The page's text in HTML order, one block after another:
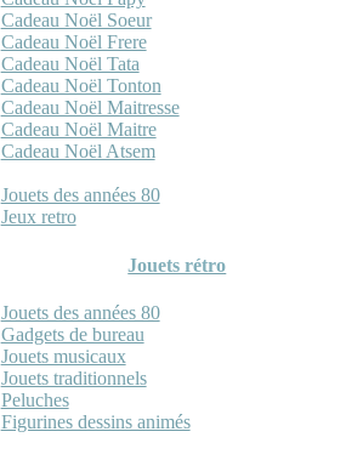
Cadeau Noël Soeur
Cadeau Noël Frere
Cadeau Noël Tata
Cadeau Noël Tonton
Cadeau Noël Maitresse
Cadeau Noël Maitre
Cadeau Noël Atsem
Jouets des années 80
Jeux retro
Jouets rétro
Jouets des années 80
Gadgets de bureau
Jouets musicaux
Jouets traditionnels
Peluches
Figurines dessins animés